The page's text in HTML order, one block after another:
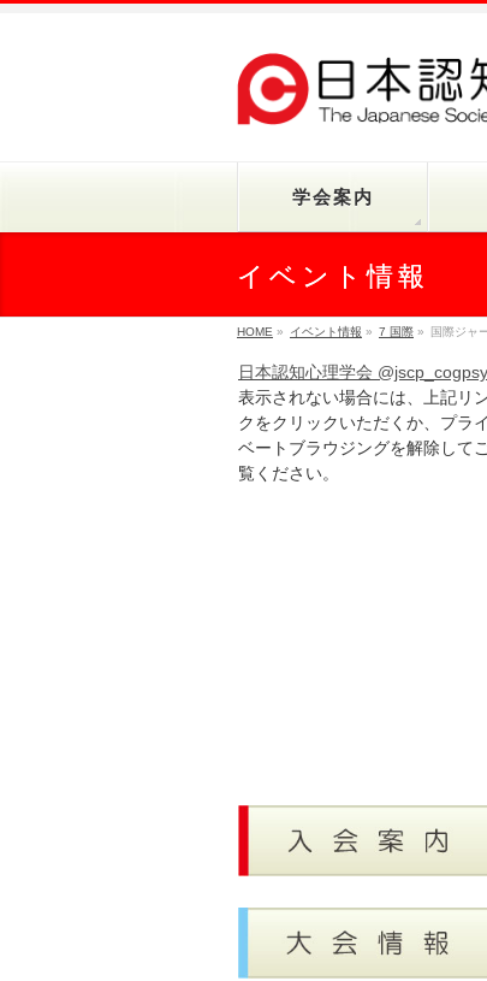
学会案内
イベント情報
HOME » イベント情報 » 7 国際 » 国際ジャ
日本認知心理学会 @jscp_cogpsy
表示されない場合には、上記リ
クをクリックいただくか、プライ
ベートブラウジングを解除して
覧ください。